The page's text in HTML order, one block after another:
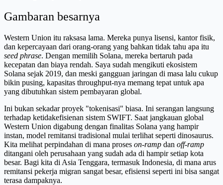
Gambaran besarnya
Western Union itu raksasa lama. Mereka punya lisensi, kantor fisik,
dan kepercayaan dari orang-orang yang bahkan tidak tahu apa itu
seed phrase. Dengan memilih Solana, mereka bertaruh pada
kecepatan dan biaya rendah. Saya sudah mengikuti ekosistem
Solana sejak 2019, dan meski gangguan jaringan di masa lalu cukup
bikin pusing, kapasitas throughput-nya memang tepat untuk apa
yang dibutuhkan sistem pembayaran global.
Ini bukan sekadar proyek "tokenisasi" biasa. Ini serangan langsung
terhadap ketidakefisienan sistem SWIFT. Saat jangkauan global
Western Union digabung dengan finalitas Solana yang hampir
instan, model remitansi tradisional mulai terlihat seperti dinosaurus.
Kita melihat perpindahan di mana proses on-ramp dan off-ramp
ditangani oleh perusahaan yang sudah ada di hampir setiap kota
besar. Bagi kita di Asia Tenggara, termasuk Indonesia, di mana arus
remitansi pekerja migran sangat besar, efisiensi seperti ini bisa sangat
terasa dampaknya.